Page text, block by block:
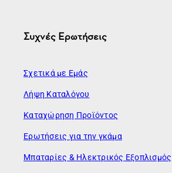
Συχνές Ερωτήσεις
Σχετικά με Εμάς
Λήψη Καταλόγου
Καταχώρηση Προϊόντος
Ερωτήσεις για την γκάμα
Μπαταρίες & Ηλεκτρικός Εξοπλισμός